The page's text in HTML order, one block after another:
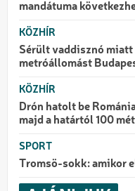
mandátuma
KÖZHÍR
Sérült vaddisznó miatt
metróállomást
KÖZHÍR
Drón hatolt be
majd a határtól 100
SPORT
Tromsö-sokk: amikor